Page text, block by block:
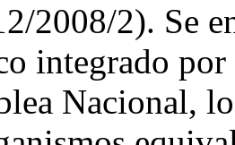
2008/2). Se
integrado por
Nacional,